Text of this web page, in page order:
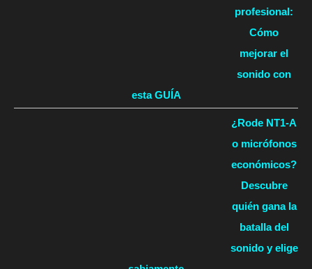
profesional:
Cómo
mejorar el
sonido con
esta GUÍA
¿Rode NT1-A
o micrófonos
económicos?
Descubre
quién gana la
batalla del
sonido y elige